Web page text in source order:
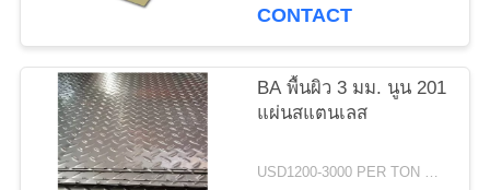
CONTACT
BA พื้นผิว 3 มม. นูน 201
แผ่นสแตนเลส
USD1200-3000 PER TON MOQ:1ton